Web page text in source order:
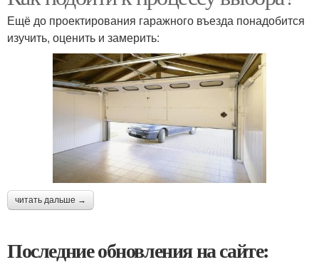
Ещё до проектирования гаражного въезда понадобится
изучить, оценить и замерить:
читать дальше →
Последние обновления на сайте: